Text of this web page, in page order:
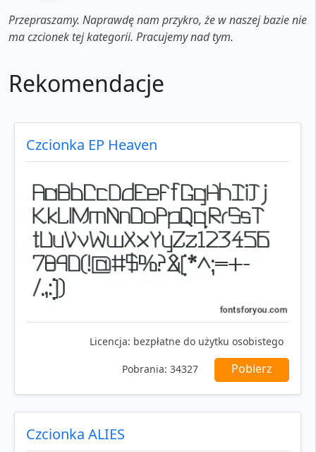
Przepraszamy. Naprawdę nam przykro, że w naszej bazie nie
ma czcionek tej kategorii. Pracujemy nad tym.
Rekomendacje
Czcionka EP Heaven
Licencja: bezpłatne do użytku osobistego
Pobrania: 34327 Pobierz
Czcionka ALIES